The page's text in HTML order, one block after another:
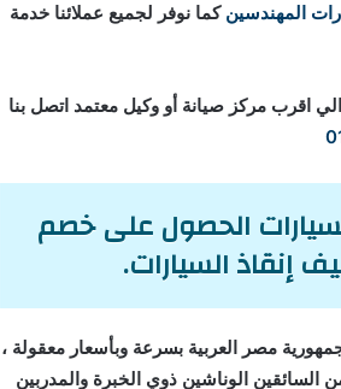
المهندسين كما نوفر لجميع عملائنا خدمة
اقرب مركز صيانة أو وكيل معتمد اتصل بنا
الحصول على خصم
مصر العربية بسرعة وبأسعار معقولة ،
الوناشين ذوي الخبرة والمدربين